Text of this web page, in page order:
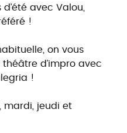
d’été avec Valou,
!
on vous
d’impro avec
!
mardi, jeudi et